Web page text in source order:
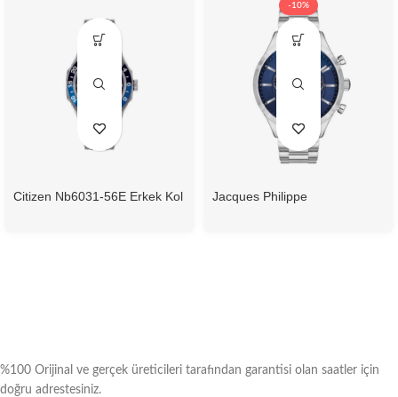
Citizen Nb6031-56E Erkek Kol
-10%
Jacques Philippe
%100 Orijinal ve gerçek üreticileri tarafından garantisi olan saatler için
doğru adrestesiniz.